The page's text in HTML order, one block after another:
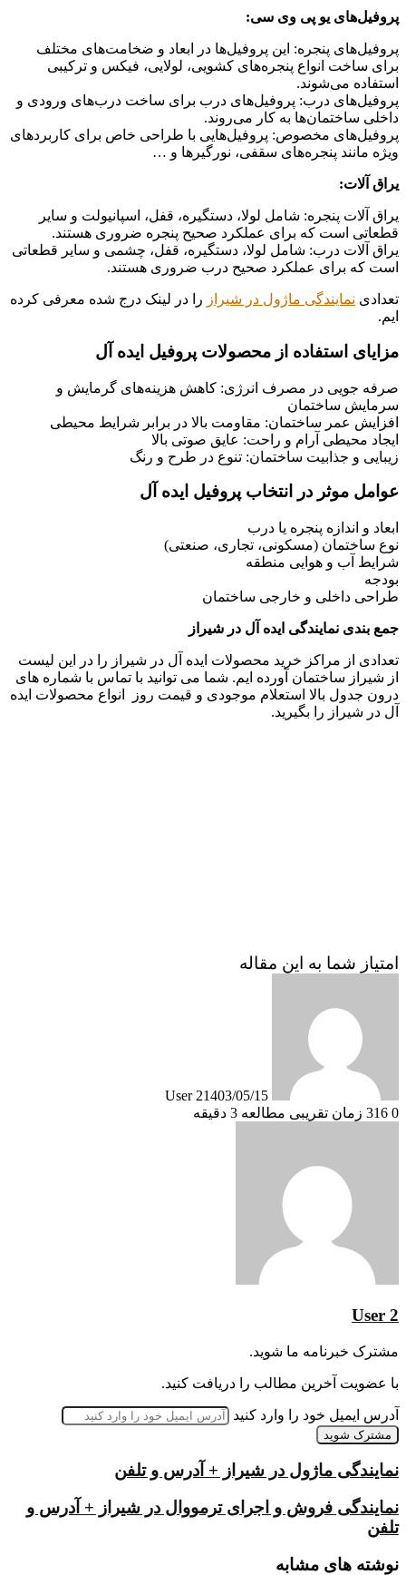
پروفیل‌های یو پی وی سی:
پروفیل‌های پنجره: این پروفیل‌ها در ابعاد و ضخامت‌های مختلف
برای ساخت انواع پنجره‌های کشویی، لولایی، فیکس و ترکیبی
استفاده می‌شوند.
پروفیل‌های درب: پروفیل‌های درب برای ساخت درب‌های ورودی و
داخلی ساختمان‌ها به کار می‌روند.
پروفیل‌های مخصوص: پروفیل‌هایی با طراحی خاص برای کاربردهای
ویژه مانند پنجره‌های سقفی، نورگیرها و …
یراق آلات:
یراق آلات پنجره: شامل لولا، دستگیره، قفل، اسپانیولت و سایر
قطعاتی است که برای عملکرد صحیح پنجره ضروری هستند.
یراق آلات درب: شامل لولا، دستگیره، قفل، چشمی و سایر قطعاتی
است که برای عملکرد صحیح درب ضروری هستند.
تعدادی نمایندگی ماژول در شیراز را در لینک درج شده معرفی کرده
ایم.
مزایای استفاده از محصولات پروفیل ایده آل
صرفه جویی در مصرف انرژی: کاهش هزینه‌های گرمایش و
سرمایش ساختمان
افزایش عمر ساختمان: مقاومت بالا در برابر شرایط محیطی
ایجاد محیطی آرام و راحت: عایق صوتی بالا
زیبایی و جذابیت ساختمان: تنوع در طرح و رنگ
عوامل موثر در انتخاب پروفیل ایده آل
ابعاد و اندازه پنجره یا درب
نوع ساختمان (مسکونی، تجاری، صنعتی)
شرایط آب و هوایی منطقه
بودجه
طراحی داخلی و خارجی ساختمان
جمع بندی نمایندگی ایده آل در شیراز
تعدادی از مراکز خرید محصولات ایده آل در شیراز را در این لیست
از شیراز ساختمان آورده ایم. شما می توانید با تماس با شماره های
درون جدول بالا استعلام موجودی و قیمت روز انواع محصولات ایده
آل در شیراز را بگیرید.
امتیاز شما به این مقاله
User 21403/05/15
0
زمان تقریبی مطالعه 3 دقیقه
User 2
مشترک خبرنامه ما شوید.
با عضویت آخرین مطالب را دریافت کنید.
آدرس ایمیل خود را وارد کنید
نمایندگی ماژول در شیراز + آدرس و تلفن
نمایندگی فروش و اجرای ترمووال در شیراز + آدرس و
تلفن
نوشته های مشابه